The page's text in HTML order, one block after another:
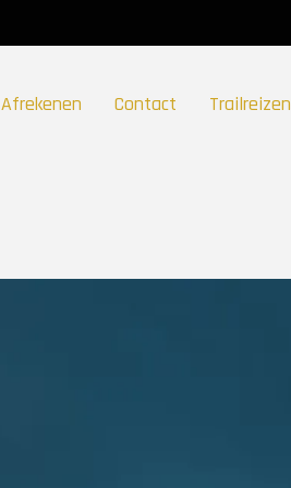
Afrekenen Contact Trailreizen